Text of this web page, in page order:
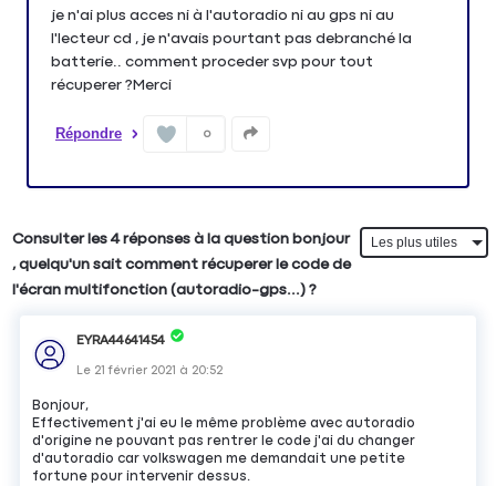
je n'ai plus acces ni à l'autoradio ni au gps ni au
l'lecteur cd , je n'avais pourtant pas debranché la
batterie.. comment proceder svp pour tout
récuperer ?Merci
Répondre 0
Consulter les 4 réponses à la question bonjour
, quelqu'un sait comment récuperer le code de
l'écran multifonction (autoradio-gps...) ?
EYRA44641454
Le 21 février 2021 à 20:52
Bonjour,
Effectivement j'ai eu le même problème avec autoradio
d'origine ne pouvant pas rentrer le code j'ai du changer
d'autoradio car volkswagen me demandait une petite
fortune pour intervenir dessus.